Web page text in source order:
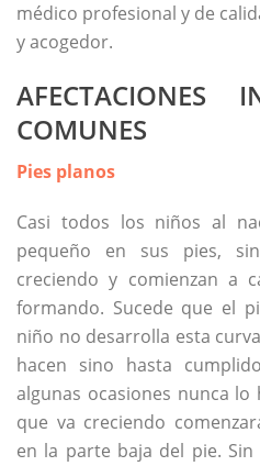
médico profesional y de
y acogedor.
AFECTACIONES
COMUNES
Pies planos
Casi todos los niños al
pequeño en sus pies,
creciendo y comienzan a
formando. Sucede que el
niño no desarrolla esta
hacen sino hasta
algunas ocasiones nunca lo
que va creciendo
en la parte baja del pie.